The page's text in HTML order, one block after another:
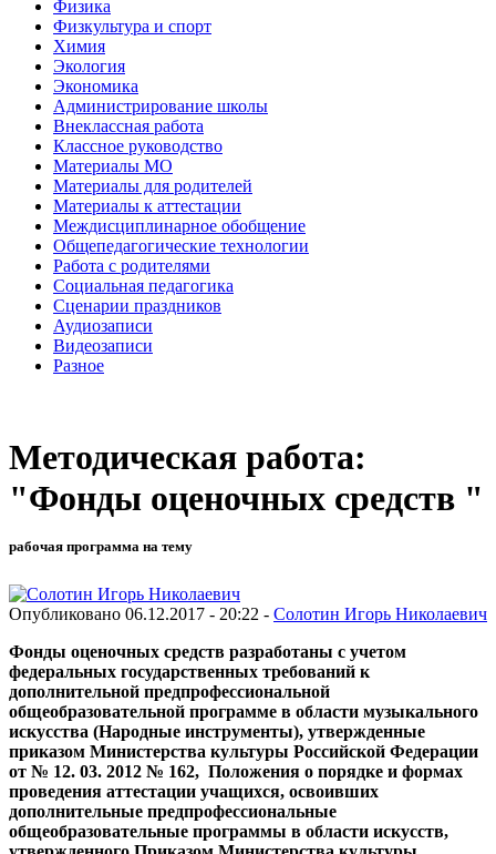
Физика
Физкультура и спорт
Химия
Экология
Экономика
Администрирование школы
Внеклассная работа
Классное руководство
Материалы МО
Материалы для родителей
Материалы к аттестации
Междисциплинарное обобщение
Общепедагогические технологии
Работа с родителями
Социальная педагогика
Сценарии праздников
Аудиозаписи
Видеозаписи
Разное
Методическая работа:
"Фонды оценочных средств "
рабочая программа на тему
Опубликовано 06.12.2017 - 20:22 - Солотин Игорь Николаевич
Фонды оценочных средств разработаны с учетом
федеральных государственных требований к
дополнительной предпрофессиональной
общеобразовательной программе в области музыкального
искусства (Народные инструменты), утвержденные
приказом Министерства культуры Российской Федерации
от № 12. 03. 2012 № 162, Положения о порядке и формах
проведения аттестации учащихся, освоивших
дополнительные предпрофессиональные
общеобразовательные программы в области искусств,